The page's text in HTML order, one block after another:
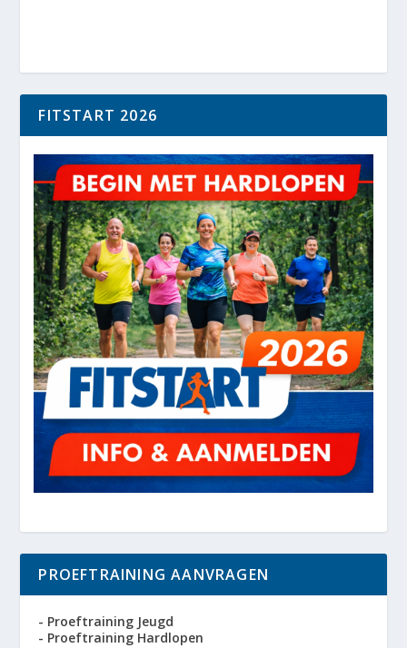
FITSTART 2026
PROEFTRAINING AANVRAGEN
- Proeftraining Jeugd
- Proeftraining Hardlopen